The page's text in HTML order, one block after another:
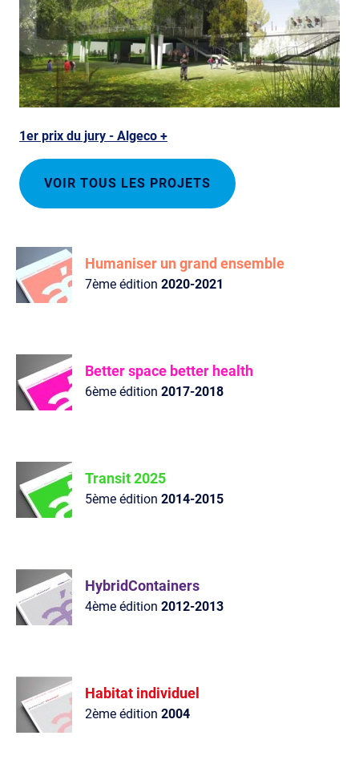
1er prix du jury - Algeco +
VOIR TOUS LES PROJETS
Humaniser un grand ensemble
7ème édition 2020-2021
Better space better health
6ème édition 2017-2018
Transit 2025
5ème édition 2014-2015
HybridContainers
4ème édition 2012-2013
Habitat individuel
2ème édition 2004